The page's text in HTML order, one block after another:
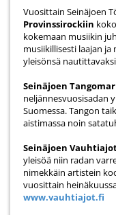
Vuosittain Seinäjoen
Provinssirockiin
kokemaan musiikin
musiikillisesti laajan
yleisönsä
Seinäjoen
neljännesvuosisadan
Suomessa. Tangon
aistimassa noin
Seinäjoen Vauhtiajot
yleisöä niin radan
nimekkäin artistein
vuosittain
www.vauhtiajot.fi